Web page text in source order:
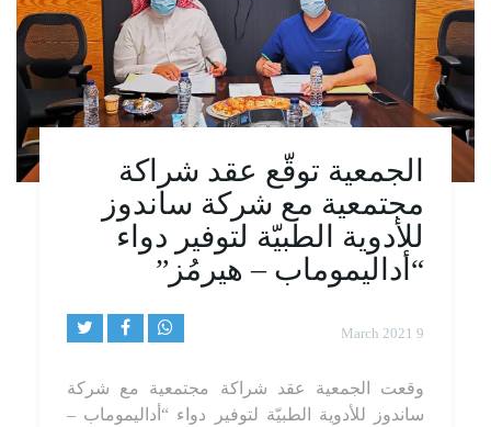
الجمعية توقّع عقد شراكة
مجتمعية مع شركة ساندوز
للأدوية الطبيّة لتوفير دواء
“أداليموماب – هيرمُز”
9 March 2021
وقعت الجمعية عقد شراكة مجتمعية مع شركة
ساندوز للأدوية الطبيّة لتوفير دواء “أداليموماب –